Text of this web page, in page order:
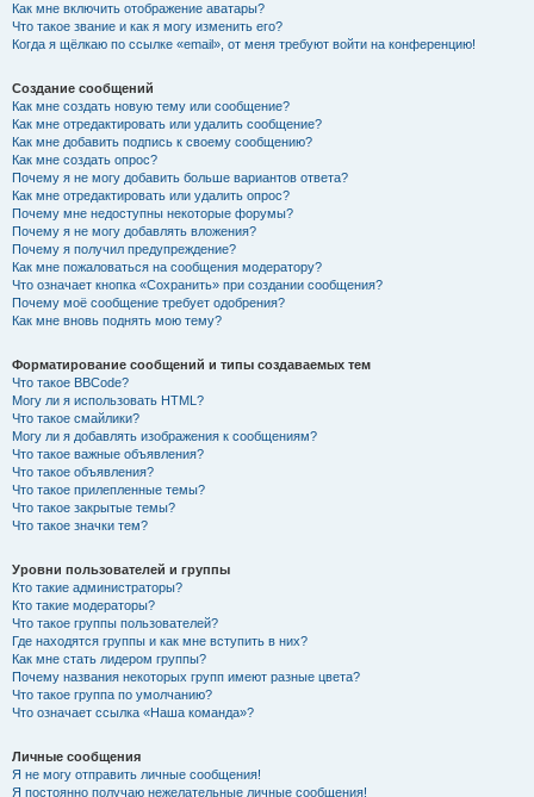
Как мне включить отображение аватары?
Что такое звание и как я могу изменить его?
Когда я щёлкаю по ссылке «email», от меня требуют войти на конференцию!
Создание сообщений
Как мне создать новую тему или сообщение?
Как мне отредактировать или удалить сообщение?
Как мне добавить подпись к своему сообщению?
Как мне создать опрос?
Почему я не могу добавить больше вариантов ответа?
Как мне отредактировать или удалить опрос?
Почему мне недоступны некоторые форумы?
Почему я не могу добавлять вложения?
Почему я получил предупреждение?
Как мне пожаловаться на сообщения модератору?
Что означает кнопка «Сохранить» при создании сообщения?
Почему моё сообщение требует одобрения?
Как мне вновь поднять мою тему?
Форматирование сообщений и типы создаваемых тем
Что такое BBCode?
Могу ли я использовать HTML?
Что такое смайлики?
Могу ли я добавлять изображения к сообщениям?
Что такое важные объявления?
Что такое объявления?
Что такое прилепленные темы?
Что такое закрытые темы?
Что такое значки тем?
Уровни пользователей и группы
Кто такие администраторы?
Кто такие модераторы?
Что такое группы пользователей?
Где находятся группы и как мне вступить в них?
Как мне стать лидером группы?
Почему названия некоторых групп имеют разные цвета?
Что такое группа по умолчанию?
Что означает ссылка «Наша команда»?
Личные сообщения
Я не могу отправить личные сообщения!
Я постоянно получаю нежелательные личные сообщения!